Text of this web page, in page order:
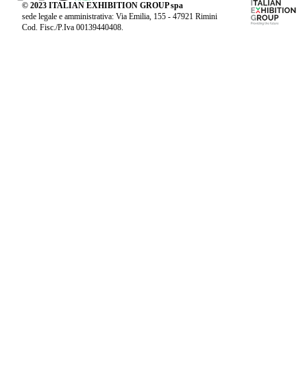
© 2023 ITALIAN EXHIBITION GROUP spa
sede legale e amministrativa: Via Emilia, 155 - 47921 Rimini
Cod. Fisc./P.Iva 00139440408.